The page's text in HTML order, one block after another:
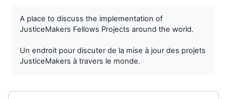
A place to discuss the implementation of
JusticeMakers Fellows Projects around the world.
Un endroit pour discuter de la mise à jour des projets
JusticeMakers à travers le monde.